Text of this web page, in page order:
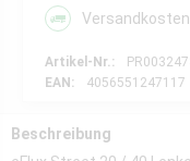
Versandkosten
Artikel-Nr.:
EAN:
4056551247117
Beschreibung